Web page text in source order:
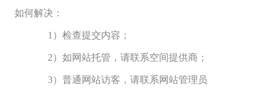
如何解决：
1）检查提交内容；
2）如网站托管，请联系空间提供商；
3）普通网站访客，请联系网站管理员